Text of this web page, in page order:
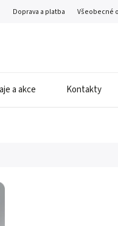
Doprava a platba Všeobecné
a akce Kontakty